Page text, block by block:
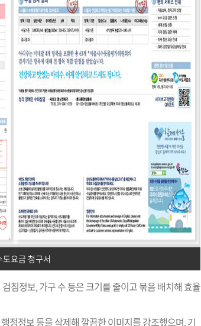
도요금 청구서
침정보, 가구 수 등은 크기를 줄이고 묶음 배치해 효율
정정보 등을 삭제해 깔끔한 이미지를 강조했으며, 기